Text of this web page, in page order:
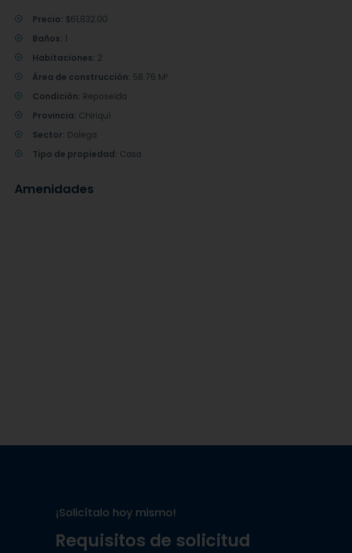
Precio: $61,832.00
Baños: 1
Habitaciones: 2
Área de construcción: 58.76 M²
Condición: Reposeída
Provincia: Chiriquí
Sector: Dolega
Tipo de propiedad: Casa
Amenidades
¡Solicítalo hoy mismo!
Requisitos de solicitud